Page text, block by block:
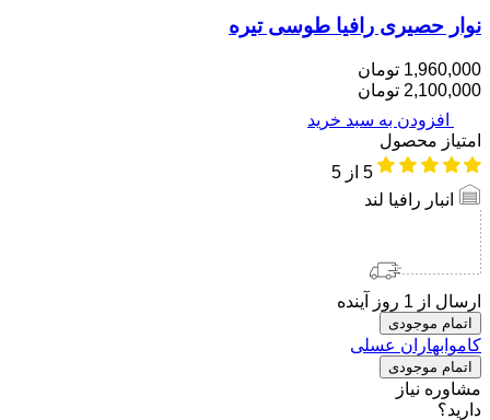
نوار حصیری رافیا طوسی تیره
1,960,000 تومان
2,100,000 تومان
افزودن به سبد خرید
امتیاز محصول
5 از 5
انبار رافیا لند
ارسال از 1 روز آینده
اتمام موجودی
کاموابهاران عسلی
اتمام موجودی
مشاوره نیاز
دارید؟